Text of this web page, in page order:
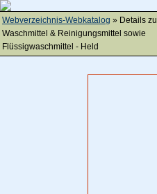
Webverzeichnis-Webkatalog » Details zu
Waschmittel & Reinigungsmittel sowie
Flüssigwaschmittel - Held